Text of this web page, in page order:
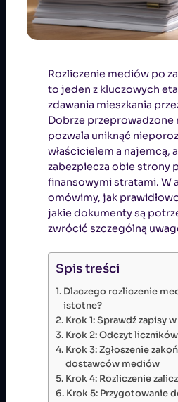
Rozliczenie mediów po
to jeden z kluczowych
zdawania mieszkania
Dobrze przeprowadzone
pozwala uniknąć
właścicielem a najemcą,
zabezpiecza obie strony
finansowymi stratami. W
omówimy, jak
jakie dokumenty są
zwrócić szczególną
Spis treści
Dlaczego rozliczenie
istotne?
Krok 1: Sprawdź zapisy
Krok 2: Odczyt liczników
Krok 3: Zgłoszenie
dostawców mediów
Krok 4: Rozliczenie
Krok 5: Przygotowanie